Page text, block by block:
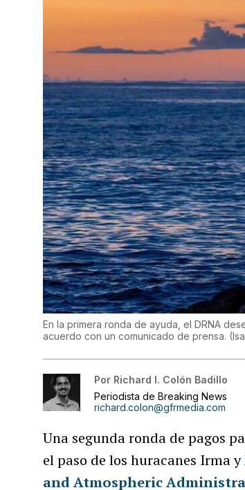
En la primera ronda de ayuda, el DRNA
acuerdo con un comunicado de prensa. (
Por Richard I. Colón Badillo
Periodista de Breaking News
richard.colon@gfrmedia.com
Una segunda ronda de pagos
el paso de los huracanes Irma y
and Atmospheric